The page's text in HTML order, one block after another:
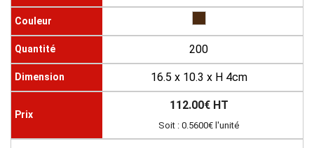
200
16.5 x 10.3 x H 4cm
112.00€ HT
Soit : 0.5600€ l'unité